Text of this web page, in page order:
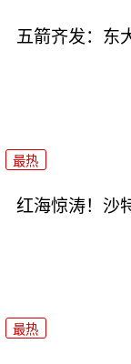
五箭齐发：东
最热
红海惊涛！沙
最热